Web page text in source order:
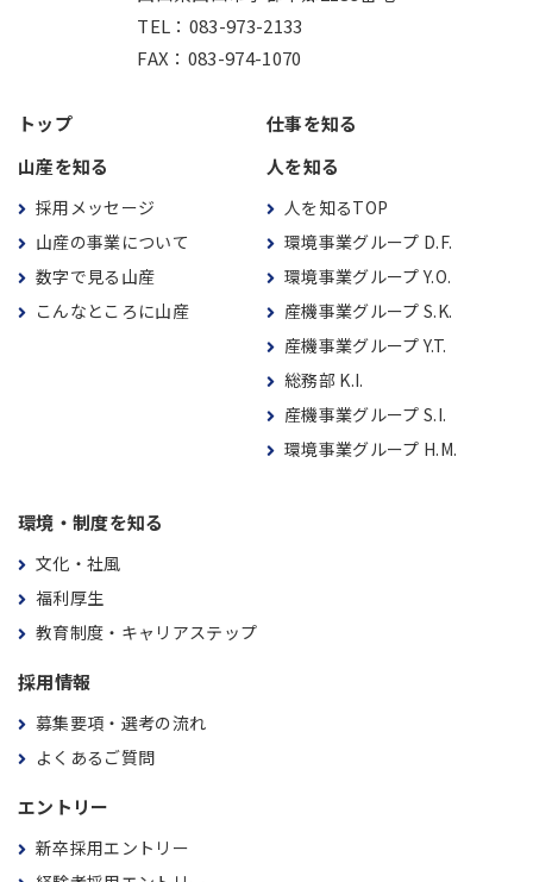
TEL： 083-973-2133
FAX：083-974-1070
トップ
山産を知る
採用メッセージ
山産の事業について
数字で見る山産
こんなところに山産
仕事を知る
人を知る
人を知るTOP
環境事業グループ D.F.
環境事業グループ Y.O.
産機事業グループ S.K.
産機事業グループ Y.T.
総務部 K.I.
産機事業グループ S.I.
環境事業グループ H.M.
環境・制度を知る
文化・社風
福利厚生
教育制度・キャリアステップ
採用情報
募集要項・選考の流れ
よくあるご質問
エントリー
新卒採用エントリー